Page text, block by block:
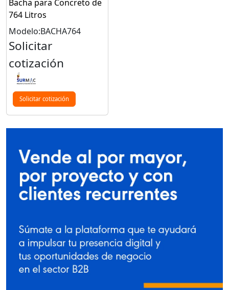
Bacha para Concreto de
764 Litros
Modelo:BACHA764
Solicitar
cotización
Solicitar cotización